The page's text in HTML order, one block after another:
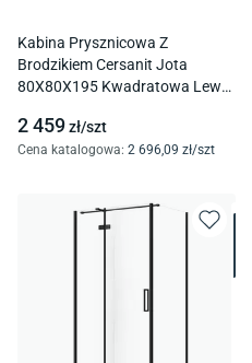
Kabina Prysznicowa Z
Brodzikiem Cersanit Jota
80X80X195 Kwadratowa Lewa
Mat S601-155
2 459zł/szt
Cena katalogowa: 2 696,09 zł/szt